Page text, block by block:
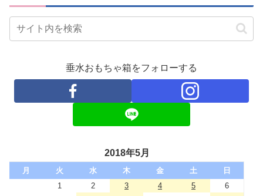
垂水おもちゃ箱をフォローする
2018年5月
月 火 水 木 金 土
日
1
2 3 4 5
6